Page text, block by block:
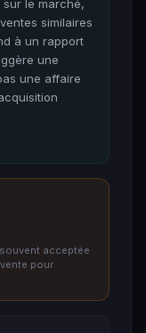
le marché,
similaires
à un rapport
une
une affaire
acceptée
pour